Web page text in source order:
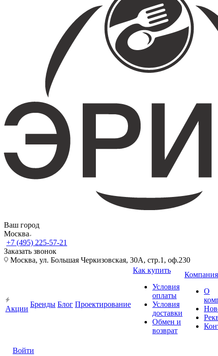
Ваш город
Москва
+7 (495) 225-57-21
Заказать звонок
Москва, ул. Большая Черкизовская, 30А, стр.1, оф.230
Акции
Бренды Блог Проектирование
Как купить
Условия
оплаты
Условия
доставки
Обмен и
возврат
Компания
О
Войти